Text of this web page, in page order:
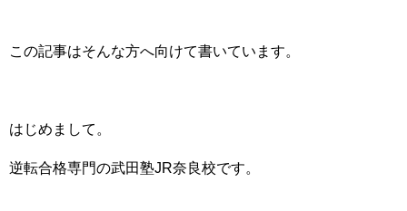
この記事はそんな方へ向けて書いています。
はじめまして。
逆転合格専門の武田塾JR奈良校です。